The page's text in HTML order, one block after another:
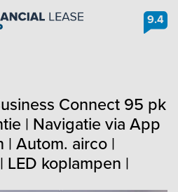
9.4
Connect 95 pk
| Navigatie via App
| Autom. airco |
koplampen |